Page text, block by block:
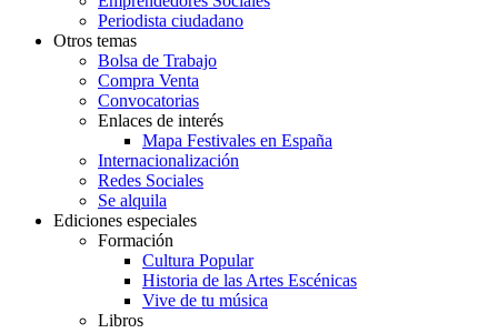
Periodista ciudadano
Otros temas
Bolsa de Trabajo
Compra Venta
Convocatorias
Enlaces de interés
Mapa Festivales en España
Internacionalización
Redes Sociales
Se alquila
Ediciones especiales
Formación
Cultura Popular
Historia de las Artes Escénicas
Vive de tu música
Libros